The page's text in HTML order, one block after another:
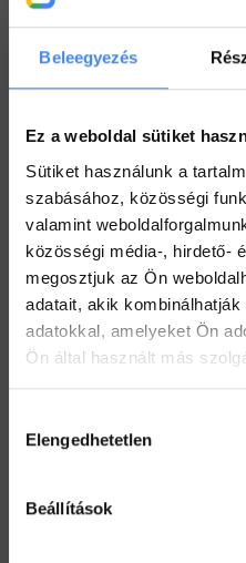
Beleegyezés
Ez a weboldal sütiket
Sütiket használunk a
szabásához, közösségi
valamint
közösségi média-, hirdető-
megosztjuk az Ön
adatait, akik
adatokkal, amelyeket Ön
Ön által használt más
kiválasztása
Elengedhetetlen
Beállítások
Értekezlet szervezése
2022. július 19.
Hogyan tarts minden
2022. július 18.
Dolgozz zip fájlokkal a
2022. július 12.